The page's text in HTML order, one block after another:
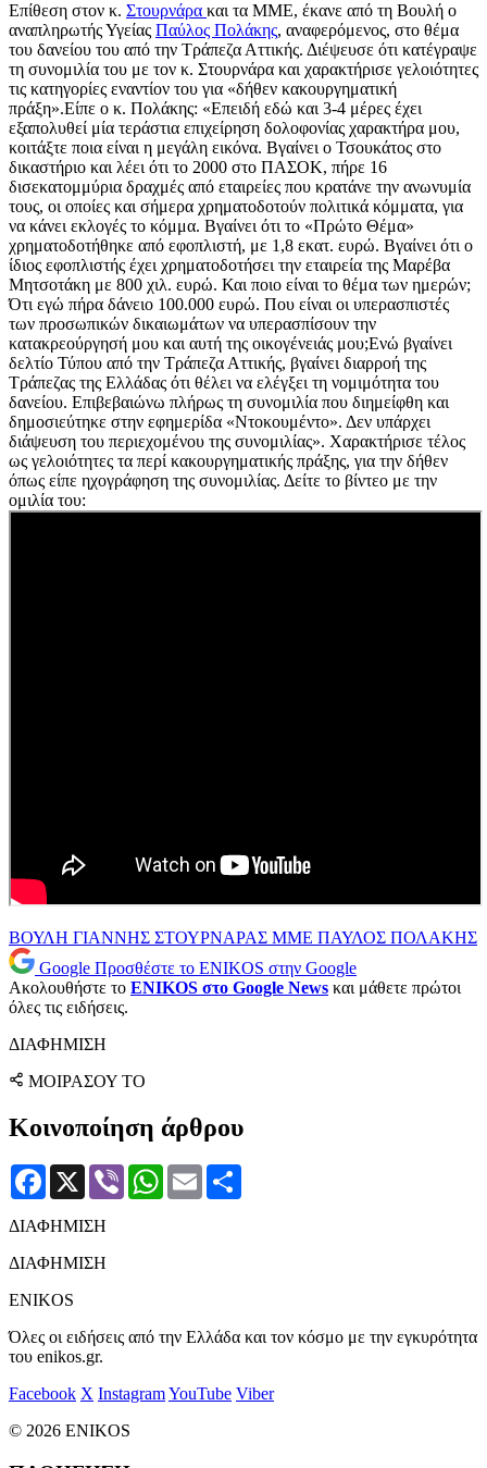
Επίθεση στον κ. Στουρνάρα και τα ΜΜΕ, έκανε από τη Βουλή ο
αναπληρωτής Υγείας Παύλος Πολάκης, αναφερόμενος, στο θέμα
του δανείου του από την Τράπεζα Αττικής. Διέψευσε ότι κατέγραψε
τη συνομιλία του με τον κ. Στουρνάρα και χαρακτήρισε γελοιότητες
τις κατηγορίες εναντίον του για «δήθεν κακουργηματική
πράξη».Είπε ο κ. Πολάκης: «Επειδή εδώ και 3-4 μέρες έχει
εξαπολυθεί μία τεράστια επιχείρηση δολοφονίας χαρακτήρα μου,
κοιτάξτε ποια είναι η μεγάλη εικόνα. Βγαίνει ο Τσουκάτος στο
δικαστήριο και λέει ότι το 2000 στο ΠΑΣΟΚ, πήρε 16
δισεκατομμύρια δραχμές από εταιρείες που κρατάνε την ανωνυμία
τους, οι οποίες και σήμερα χρηματοδοτούν πολιτικά κόμματα, για
να κάνει εκλογές το κόμμα. Βγαίνει ότι το «Πρώτο Θέμα»
χρηματοδοτήθηκε από εφοπλιστή, με 1,8 εκατ. ευρώ. Βγαίνει ότι ο
ίδιος εφοπλιστής έχει χρηματοδοτήσει την εταιρεία της Μαρέβα
Μητσοτάκη με 800 χιλ. ευρώ. Και ποιο είναι το θέμα των ημερών;
Ότι εγώ πήρα δάνειο 100.000 ευρώ. Που είναι οι υπερασπιστές
των προσωπικών δικαιωμάτων να υπερασπίσουν την
κατακρεούργησή μου και αυτή της οικογένειάς μου;Ενώ βγαίνει
δελτίο Τύπου από την Τράπεζα Αττικής, βγαίνει διαρροή της
Τράπεζας της Ελλάδας ότι θέλει να ελέγξει τη νομιμότητα του
δανείου. Επιβεβαιώνω πλήρως τη συνομιλία που διημείφθη και
δημοσιεύτηκε στην εφημερίδα «Ντοκουμέντο». Δεν υπάρχει
διάψευση του περιεχομένου της συνομιλίας». Χαρακτήρισε τέλος
ως γελοιότητες τα περί κακουργηματικής πράξης, για την δήθεν
όπως είπε ηχογράφηση της συνομιλίας. Δείτε το βίντεο με την
ομιλία του:
ΒΟΥΛΗ ΓΙΑΝΝΗΣ ΣΤΟΥΡΝΑΡΑΣ ΜΜΕ ΠΑΥΛΟΣ ΠΟΛΑΚΗΣ
Google Προσθέστε το ENIKOS στην Google
Ακολουθήστε το ENIKOS στο Google News και μάθετε πρώτοι
όλες τις ειδήσεις.
ΔΙΑΦΗΜΙΣΗ
ΜΟΙΡΑΣΟΥ ΤΟ
Κοινοποίηση άρθρου
Facebook
X Viber WhatsApp
Email
ΔΙΑΦΗΜΙΣΗ
ΔΙΑΦΗΜΙΣΗ
ENIKOS
Όλες οι ειδήσεις από την Ελλάδα και τον κόσμο με την εγκυρότητα
του enikos.gr.
Facebook X InstagramYouTube Viber
© 2026 ENIKOS